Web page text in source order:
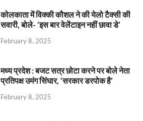
कोलकाता में विक्की कौशल ने की येलो टैक्सी की
सवारी, बोले- ‘इस बार वेलेंटाइन नहीं छावा डे’
February 8, 2025
मध्य प्रदेश : बजट सत्र छोटा करने पर बोले नेता
प्रतिपक्ष उमंग सिंघार, ‘सरकार डरपोक है’
February 8, 2025